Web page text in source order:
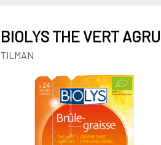
BIOLYS THE VERT
TILMAN